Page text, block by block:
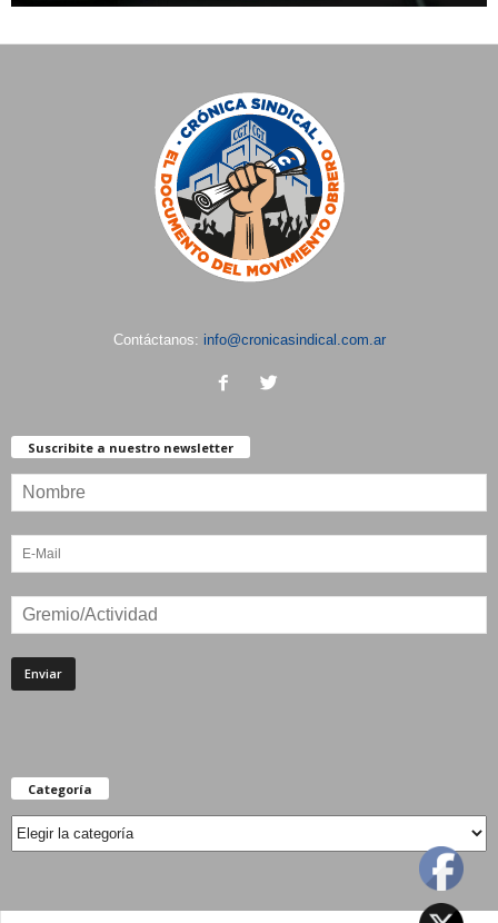
Contáctanos: info@cronicasindical.com.ar
Suscribite a nuestro newsletter
Categoría
Categoría